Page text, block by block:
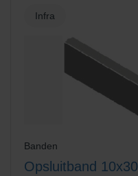
Infra
Banden
Opsluitband 10x30